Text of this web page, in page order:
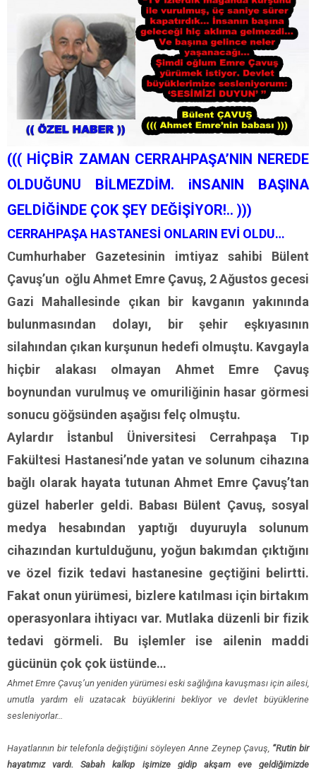
((( HİÇBİR ZAMAN CERRAHPAŞA’NIN NEREDE
OLDUĞUNU BİLMEZDİM. iNSANIN BAŞINA
GELDİĞİNDE ÇOK ŞEY DEĞİŞİYOR!.. )))
CERRAHPAŞA HASTANESİ ONLARIN EVİ OLDU…
Cumhurhaber Gazetesinin imtiyaz sahibi Bülent
Çavuş’un oğlu Ahmet Emre Çavuş, 2 Ağustos gecesi
Gazi Mahallesinde çıkan bir kavganın yakınında
bulunmasından dolayı, bir şehir eşkıyasının
silahından çıkan kurşunun hedefi olmuştu. Kavgayla
hiçbir alakası olmayan Ahmet Emre Çavuş
boynundan vurulmuş ve omuriliğinin hasar görmesi
sonucu göğsünden aşağısı felç olmuştu.
Aylardır İstanbul Üniversitesi Cerrahpaşa Tıp
Fakültesi Hastanesi’nde yatan ve solunum cihazına
bağlı olarak hayata tutunan Ahmet Emre Çavuş’tan
güzel haberler geldi. Babası Bülent Çavuş, sosyal
medya hesabından yaptığı duyuruyla solunum
cihazından kurtulduğunu, yoğun bakımdan çıktığını
ve özel fizik tedavi hastanesine geçtiğini belirtti.
Fakat onun yürümesi, bizlere katılması için birtakım
operasyonlara ihtiyacı var. Mutlaka düzenli bir fizik
tedavi görmeli. Bu işlemler ise ailenin maddi
gücünün çok çok üstünde…
Ahmet Emre Çavuş’un yeniden yürümesi eski sağlığına kavuşması için ailesi,
umutla yardım eli uzatacak büyüklerini bekliyor ve devlet büyüklerine
sesleniyorlar…
Hayatlarının bir telefonla değiştiğini söyleyen Anne Zeynep Çavuş, “Rutin bir
hayatımız vardı. Sabah kalkıp işimize gidip akşam eve geldiğimizde